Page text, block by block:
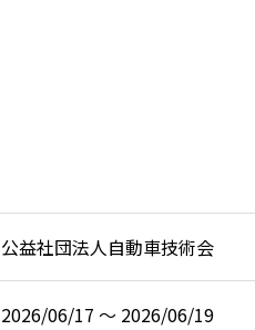
公益社団法人自動車技術会
2026/06/17 〜 2026/06/19